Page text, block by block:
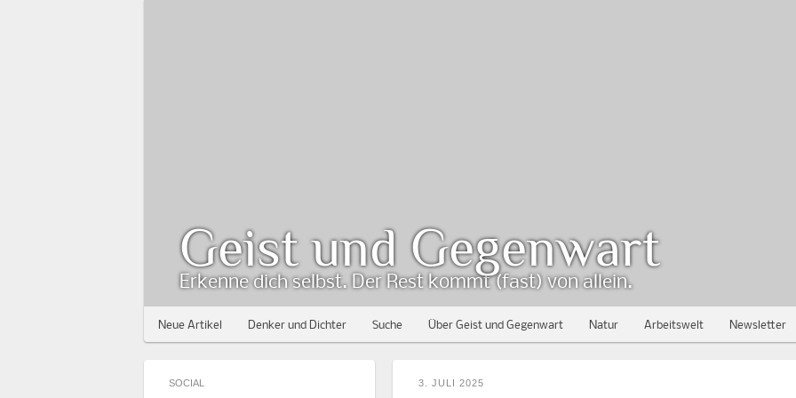
Neue Artikel Denker und Dichter Suche Über Geist und Gegenwart Natur Arbeitswelt Newsletter
Geist und Gegenwart
Erkenne dich selbst. Der Rest kommt (fast) von allein.
3. JULI 2025
SOCIAL